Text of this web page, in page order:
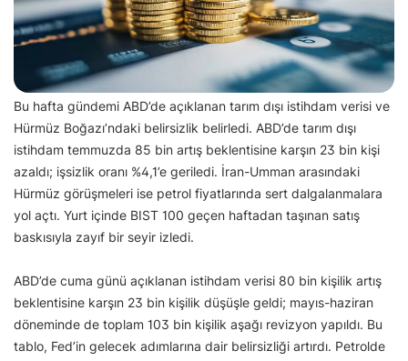
Bu hafta gündemi ABD’de açıklanan tarım dışı istihdam verisi ve
Hürmüz Boğazı’ndaki belirsizlik belirledi. ABD’de tarım dışı
istihdam temmuzda 85 bin artış beklentisine karşın 23 bin kişi
azaldı; işsizlik oranı %4,1’e geriledi. İran-Umman arasındaki
Hürmüz görüşmeleri ise petrol fiyatlarında sert dalgalanmalara
yol açtı. Yurt içinde BIST 100 geçen haftadan taşınan satış
baskısıyla zayıf bir seyir izledi.
ABD’de cuma günü açıklanan istihdam verisi 80 bin kişilik artış
beklentisine karşın 23 bin kişilik düşüşle geldi; mayıs-haziran
döneminde de toplam 103 bin kişilik aşağı revizyon yapıldı. Bu
tablo, Fed’in gelecek adımlarına dair belirsizliği artırdı. Petrolde